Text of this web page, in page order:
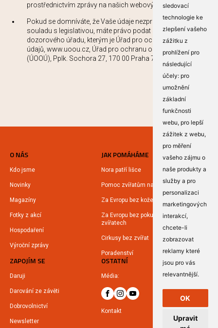
sledovací
technologie ke
zlepšení vašeho
zážitku z
prohlížení pro
následující
účely: pro
umožnění
základní
funkčnosti
webu, pro lepší
zážitek z webu,
pro měření
vašeho zájmu o
naše produkty a
služby a pro
personalizaci
marketingových
interakcí,
chcete-li
zobrazovat
reklamy které
jsou pro vás
relevantnější.
OK
Upravit
prostřednictvím zprávy na našich webových stránkách.
Pokud se domníváte, že Vaše údaje nezpracováváme v
souladu s legislativou, máte právo podat stížnost u
dozorového úřadu, kterým je Úřad pro ochranu osobních
údajů, www.uoou.cz, Úřad pro ochranu osobních údajů
(ÚOOÚ), Pplk. Sochora 27, 170 00 Praha 7.
O NÁS
Kdo jsme
Novinky
Magazíny
Fotky z akcí
Hospodaření
Výroční zprávy
JAK POMÁHÁME
Nora patří lišce
Pomoc zvířatům na Ukrajině
Za Evropu bez kožešin
Za Evropu bez pokusů na
zvířatech
Cirkusy bez zvířat
Poradenství
ZAPOJÍM SE
Daruji
Darování ze závěti
Dobrovolnictví
Newsletter
OSTATNÍ
Média:
Kontakt